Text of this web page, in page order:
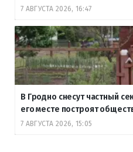
7 АВГУСТА 2026, 16:47
В Гродно снесут частный
его месте построят
7 АВГУСТА 2026, 15:05